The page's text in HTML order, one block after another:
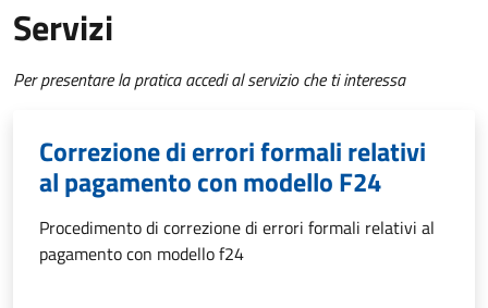
Servizi
Per presentare la pratica accedi al servizio che ti interessa
Correzione di errori formali relativi
al pagamento con modello F24
Procedimento di correzione di errori formali relativi al
pagamento con modello f24